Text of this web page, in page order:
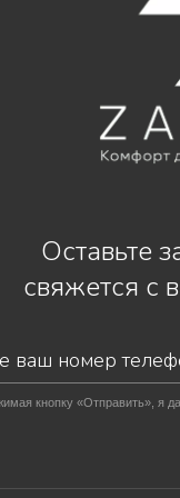
Оставьте
свяжется с
кнопку «Отправить», я